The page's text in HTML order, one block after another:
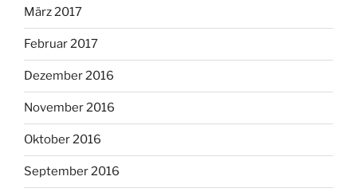
März 2017
Februar 2017
Dezember 2016
November 2016
Oktober 2016
September 2016